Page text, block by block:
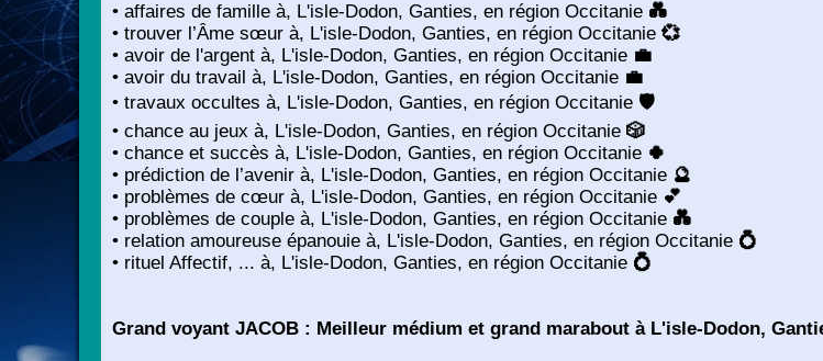
• affaires de famille à, L'isle-Dodon, Ganties, en région Occitanie 💑
• trouver l’Âme sœur à, L'isle-Dodon, Ganties, en région Occitanie 💞
• avoir de l'argent à, L'isle-Dodon, Ganties, en région Occitanie 💼
• avoir du travail à, L'isle-Dodon, Ganties, en région Occitanie 💼
• travaux occultes à, L'isle-Dodon, Ganties, en région Occitanie 🛡️
• chance au jeux à, L'isle-Dodon, Ganties, en région Occitanie 🎲
• chance et succès à, L'isle-Dodon, Ganties, en région Occitanie 🍀
• prédiction de l’avenir à, L'isle-Dodon, Ganties, en région Occitanie 🔮
• problèmes de cœur à, L'isle-Dodon, Ganties, en région Occitanie 💕
• problèmes de couple à, L'isle-Dodon, Ganties, en région Occitanie 💑
• relation amoureuse épanouie à, L'isle-Dodon, Ganties, en région Occitanie 💍
• rituel Affectif, ... à, L'isle-Dodon, Ganties, en région Occitanie 💍
Grand voyant JACOB : Meilleur médium et grand marabout à L'isle-Dodon,